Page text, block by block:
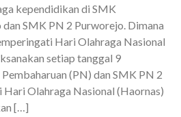
kependidikan di SMK
SMK PN 2 Purworejo. Dimana
Hari Olahraga Nasional
setiap tanggal 9
(PN) dan SMK PN 2
Olahraga Nasional (Haornas)
[…]